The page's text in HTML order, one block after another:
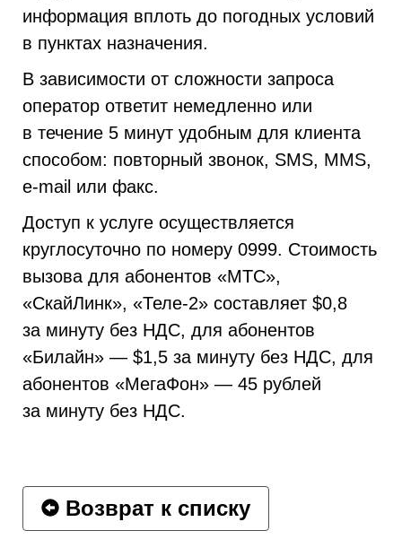
информация вплоть до погодных условий
в пунктах назначения.
В зависимости от сложности запроса
оператор ответит немедленно или
в течение 5 минут удобным для клиента
способом: повторный звонок, SMS, MMS,
e-mail или факс.
Доступ к услуге осуществляется
круглосуточно по номеру 0999. Стоимость
вызова для абонентов «МТС»,
«СкайЛинк», «Теле-2» составляет $0,8
за минуту без НДС, для абонентов
«Билайн» — $1,5 за минуту без НДС, для
абонентов «МегаФон» — 45 рублей
за минуту без НДС.
Возврат к списку